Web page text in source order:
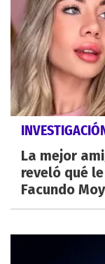
La mejor
reveló qué
Facundo